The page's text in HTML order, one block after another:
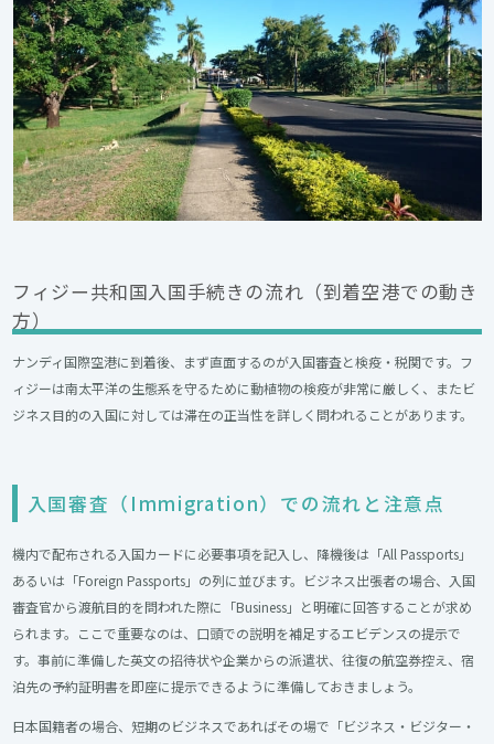
フィジー共和国入国手続きの流れ（到着空港での動き
方）
ナンディ国際空港に到着後、まず直面するのが入国審査と検疫・税関です。フ
ィジーは南太平洋の生態系を守るために動植物の検疫が非常に厳しく、またビ
ジネス目的の入国に対しては滞在の正当性を詳しく問われることがあります。
入国審査（Immigration）での流れと注意点​
機内で配布される入国カードに必要事項を記入し、降機後は「All Passports」
あるいは「Foreign Passports」の列に並びます。ビジネス出張者の場合、入国
審査官から渡航目的を問われた際に「Business」と明確に回答することが求め
られます。ここで重要なのは、口頭での説明を補足するエビデンスの提示で
す。事前に準備した英文の招待状や企業からの派遣状、往復の航空券控え、宿
泊先の予約証明書を即座に提示できるように準備しておきましょう。
日本国籍者の場合、短期のビジネスであればその場で「ビジネス・ビジター・